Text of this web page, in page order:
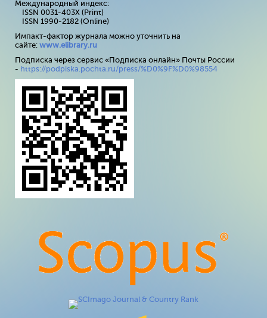
Международный индекс:
ISSN 0031-403X (Print)
ISSN 1990-2182 (Online)
Импакт-фактор журнала можно уточнить на
сайте: www.elibrary.ru
Подписка через сервис «Подписка онлайн» Почты России
- https://podpiska.pochta.ru/press/%D0%9F%D0%98554